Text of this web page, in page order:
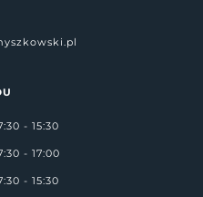
- 15:30
- 17:00
- 15:30